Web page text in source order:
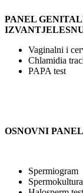
PANEL
Vaginalni i
Chlamidia
PAPA test
OSNOVNI
Spermiogram
Spermokultura